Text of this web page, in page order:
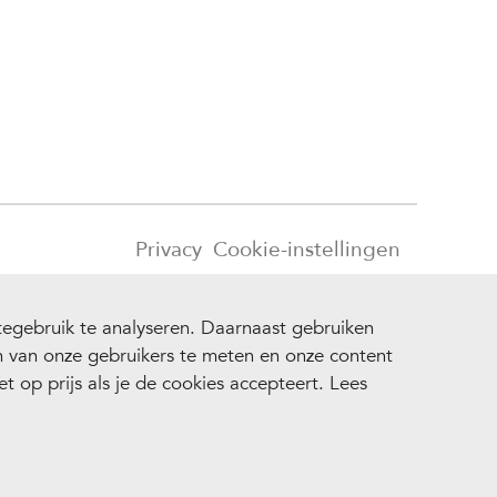
te analyseren. Daarnaast gebruiken
onze gebruikers te meten en onze content
op prijs als je de cookies accepteert. Lees
Privacy Cookie-instellingen